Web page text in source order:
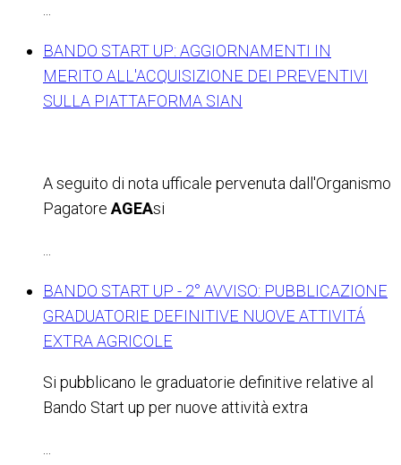
BANDO START UP: AGGIORNAMENTI IN
MERITO ALL'ACQUISIZIONE DEI PREVENTIVI
SULLA PIATTAFORMA SIAN
A seguito di nota ufficale pervenuta dall'Organismo
Pagatore AGEAsi
BANDO START UP - 2° AVVISO: PUBBLICAZIONE
GRADUATORIE DEFINITIVE NUOVE ATTIVITÁ
EXTRA AGRICOLE
Si pubblicano le graduatorie definitive relative al
Bando Start up per nuove attività extra